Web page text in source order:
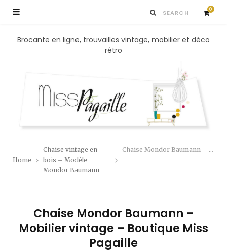
0
S
p
C
Brocante en ligne, trouvailles vintage, mobilier et déco
rétro
Home
Chaise vintage en
bois – Modèle
Mondor Baumann
Chaise Mondor Baumann – Mobilier vintage – Boutique Miss Pagaille
Chaise Mondor Baumann –
Mobilier vintage – Boutique Miss
Pagaille